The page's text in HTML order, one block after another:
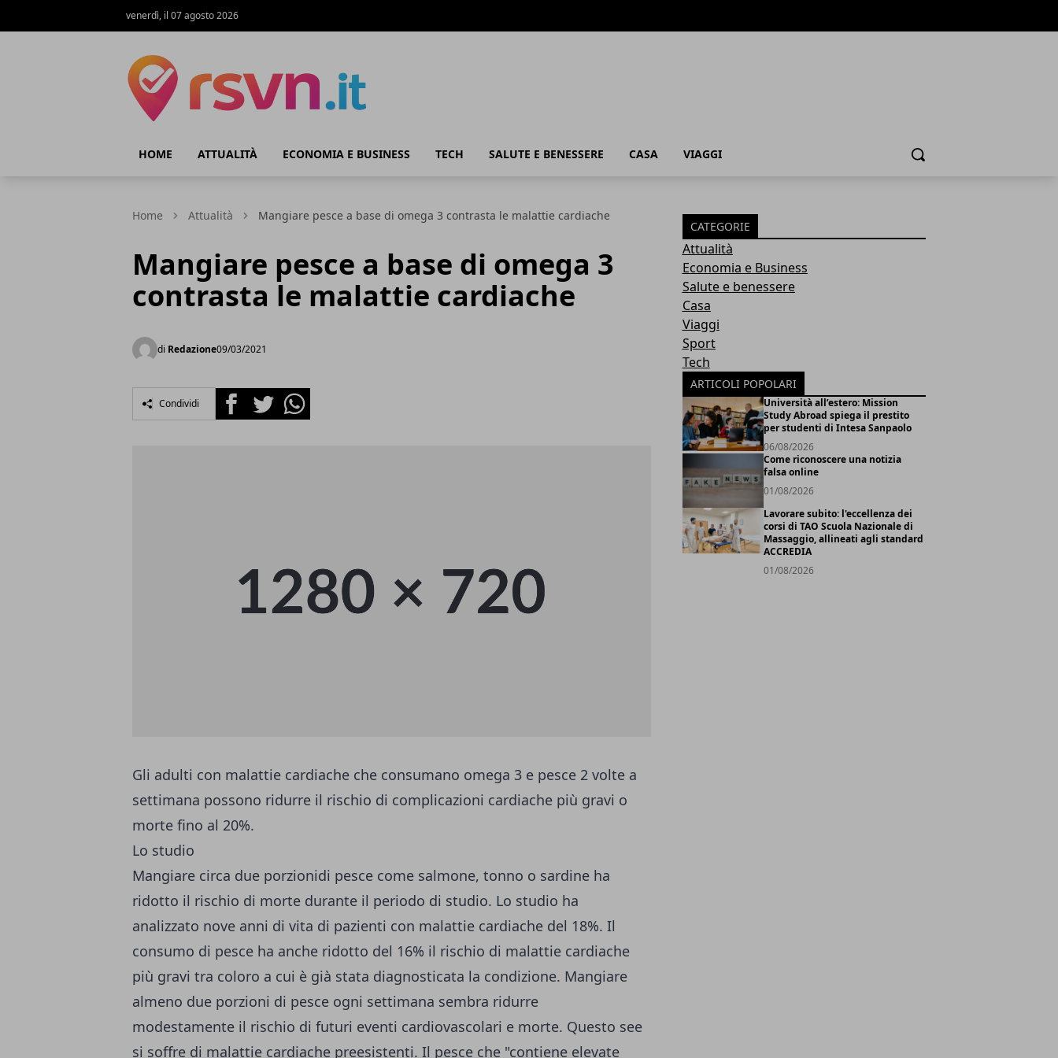
venerdì, il 07 agosto 2026
HOME ATTUALITÀ ECONOMIA E BUSINESS TECH SALUTE E BENESSERE CASA VIAGGI Cerca
Home Attualità Mangiare pesce a base di omega 3 contrasta le malattie cardiache
Mangiare pesce a base di omega 3
contrasta le malattie cardiache
di Redazione09/03/2021
Condividi FacebookTwitterWhatsapp
Gli adulti con malattie cardiache che consumano omega 3 e pesce 2 volte a
settimana possono ridurre il rischio di complicazioni cardiache più gravi o
morte fino al 20%.
Lo studio
Mangiare circa due porzionidi pesce come salmone, tonno o sardine ha
ridotto il rischio di morte durante il periodo di studio. Lo studio ha
analizzato nove anni di vita di pazienti con malattie cardiache del 18%. Il
consumo di pesce ha anche ridotto del 16% il rischio di malattie cardiache
più gravi tra coloro a cui è già stata diagnosticata la condizione. Mangiare
almeno due porzioni di pesce ogni settimana sembra ridurre
modestamente il rischio di futuri eventi cardiovascolari e morte. Questo see
si soffre di malattie cardiache preesistenti. Il pesce che "contiene elevate
CATEGORIE
Attualità
Economia e Business
Salute e benessere
Casa
Viaggi
Sport
Tech
ARTICOLI POPOLARI
Università all’estero: Mission
Study Abroad spiega il prestito
per studenti di Intesa Sanpaolo
06/08/2026
Come riconoscere una notizia
falsa online
01/08/2026
Lavorare subito: l'eccellenza dei
corsi di TAO Scuola Nazionale di
Massaggio, allineati agli standard
ACCREDIA
01/08/2026